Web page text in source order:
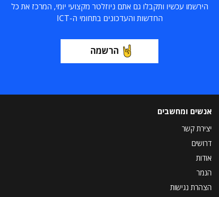
הירשמו עכשיו ותקבלו גם אתם ניוזלטר מקצועי יומי, המרכז את כל
החדשות והעדכונים בתחומי ה-ICT
הרשמה
אנשים ומחשבים
יצירת קשר
דרושים
אודות
הנמר
הצהרת נגישות